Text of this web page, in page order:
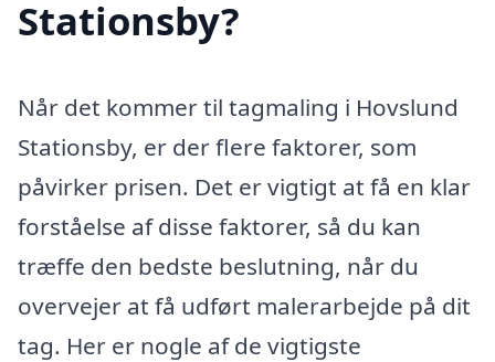
Stationsby?
Når det kommer til tagmaling i Hovslund
Stationsby, er der flere faktorer, som
påvirker prisen. Det er vigtigt at få en klar
forståelse af disse faktorer, så du kan
træffe den bedste beslutning, når du
overvejer at få udført malerarbejde på dit
tag. Her er nogle af de vigtigste